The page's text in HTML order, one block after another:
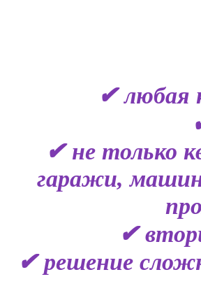
✔ любая
✔ не только
гаражи,
✔
✔ решение